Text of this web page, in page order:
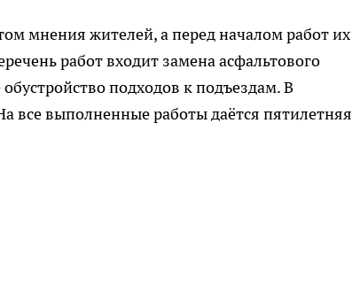
мнения жителей, а перед началом работ их
работ входит замена асфальтового
подходов к подъездам. В
все выполненные работы даётся пятилетняя